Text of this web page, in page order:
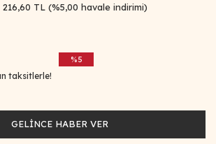
216,60 TL (%5,00 havale indirimi)
taksitlerle!
%5
GELİNCE HABER VER